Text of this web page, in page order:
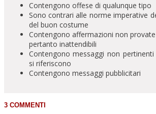
Contengono offese di qualunque tipo
Sono contrari alle norme imperative
del buon costume
Contengono affermazioni non
pertanto inattendibili
Contengono messaggi non pertinenti
si riferiscono
Contengono messaggi pubblicitari